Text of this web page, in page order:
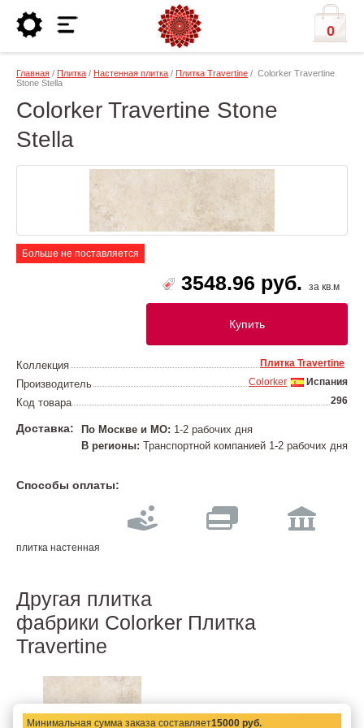
0
Главная / Плитка / Настенная плитка / Плитка Travertine / Colorker Travertine
Stone Stella
Colorker Travertine Stone
Stella
Больше не поставляется
3548.96 руб. за кв.м
Купить
Коллекция Плитка Travertine
Производитель Испания
Colorker
Код товара 296
Доставка: По Москве и МО: 1-2 рабочих дня
В регионы: Транспортной компанией 1-2 рабочих дня
Способы оплаты:
плитка настенная
Другая плитка
фабрики Colorker Плитка
Travertine
Минимальная сумма заказа составляет15000 руб.